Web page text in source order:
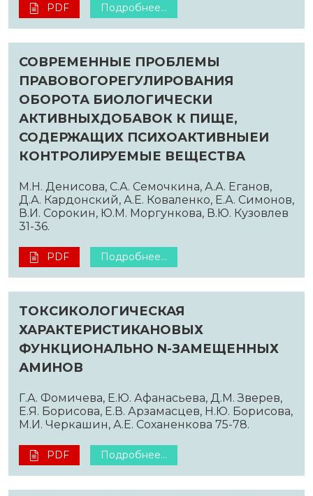
PDF Подробнее...
СОВРЕМЕННЫЕ ПРОБЛЕМЫ
ПРАВОВОГОРЕГУЛИРОВАНИЯ
ОБОРОТА БИОЛОГИЧЕСКИ
АКТИВНЫХДОБАВОК К ПИЩЕ,
СОДЕРЖАЩИХ ПСИХОАКТИВНЫЕИ
КОНТРОЛИРУЕМЫЕ ВЕЩЕСТВА
М.Н. Денисова, С.А. Семочкина, А.А. Еганов,
Д.А. Кардонский, А.Е. Коваленко, Е.А. Симонов,
В.И. Сорокин, Ю.М. Моргункова, В.Ю. Кузовлев
31-36.
PDF Подробнее...
ТОКСИКОЛОГИЧЕСКАЯ
ХАРАКТЕРИСТИКАНОВЫХ
ФУНКЦИОНАЛЬНО N-ЗАМЕЩЕННЫХ
АМИНОВ
Г.А. Фомичева, Е.Ю. Афанасьева, Д.М. Зверев,
Е.Я. Борисова, Е.В. Арзамасцев, Н.Ю. Борисова,
М.И. Черкашин, А.Е. Соханенкова 75-78.
PDF Подробнее...